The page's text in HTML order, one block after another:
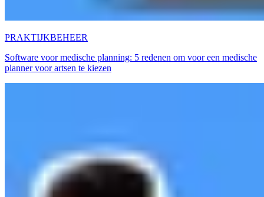
PRAKTIJKBEHEER
Software voor medische planning: 5 redenen om voor een medische
planner voor artsen te kiezen